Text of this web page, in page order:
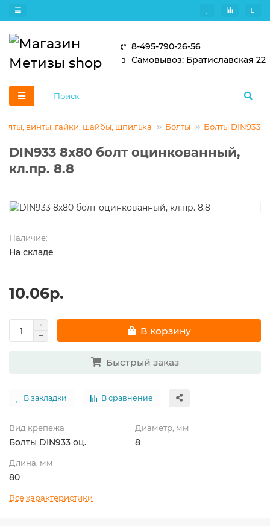
8-495-790-26-56
Самовывоз: Братиславская 22
винты, гайки, шайбы, шпилька Болты Болты DIN933
DIN933 8х80 болт оцинкованный,
кл.пр. 8.8
Наличие:
На складе
10.06р.
В корзину
Быстрый заказ
В закладки В сравнение
Вид крепежа
Болты DIN933 оц.
Диаметр, мм
8
Длина, мм
80
Все характеристики